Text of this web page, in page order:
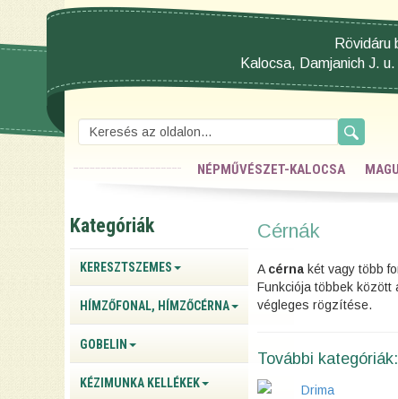
Rövidáru
Kalocsa, Damjanich J.
NÉPMŰVÉSZET-KALOCSA
Kategóriák
KERESZTSZEMES
HÍMZŐFONAL, HÍMZŐCÉRNA
GOBELIN
KÉZIMUNKA KELLÉKEK
Cérnák
A cérna két vagy több
Funkciója többek
végleges rögzítése.
További kategóriák:
Drima